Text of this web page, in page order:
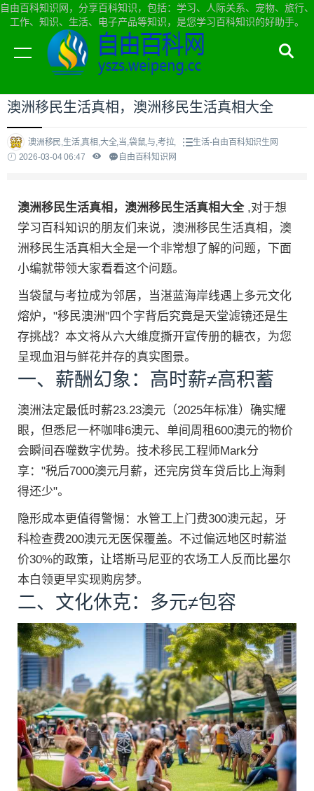
自由百科知识网，分享百科知识，包括：学习、人际关系、宠物、旅行、
工作、知识、生活、电子产品等知识，是您学习百科知识的好助手。
当前位置：自由百科知识网首页>生活
澳洲移民生活真相，澳洲移民生活真相大全
澳洲移民,生活,真相,大全,当,袋鼠,与,考拉,
生活-自由百科知识生网
2026-03-04 06:47
自由百科知识网
澳洲移民生活真相，澳洲移民生活真相大全 ,对于想
学习百科知识的朋友们来说，澳洲移民生活真相，澳
洲移民生活真相大全是一个非常想了解的问题，下面
小编就带领大家看看这个问题。
当袋鼠与考拉成为邻居，当湛蓝海岸线遇上多元文化
熔炉，"移民澳洲"四个字背后究竟是天堂滤镜还是生
存挑战？本文将从六大维度撕开宣传册的糖衣，为您
呈现血泪与鲜花并存的真实图景。
一、薪酬幻象：高时薪≠高积蓄
澳洲法定最低时薪23.23澳元（2025年标准）确实耀
眼，但悉尼一杯咖啡6澳元、单间周租600澳元的物价
会瞬间吞噬数字优势。技术移民工程师Mark分
享："税后7000澳元月薪，还完房贷车贷后比上海剩
得还少"。
隐形成本更值得警惕：水管工上门费300澳元起，牙
科检查费200澳元无医保覆盖。不过偏远地区时薪溢
价30%的政策，让塔斯马尼亚的农场工人反而比墨尔
本白领更早实现购房梦。
二、文化休克：多元≠包容